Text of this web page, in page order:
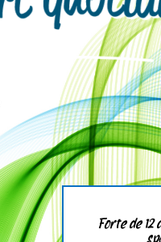
Forte de 12